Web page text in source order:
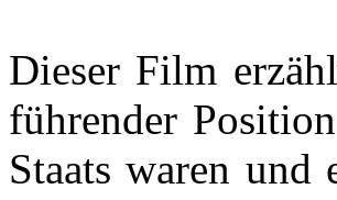
Dieser Film
führender
Staats waren und